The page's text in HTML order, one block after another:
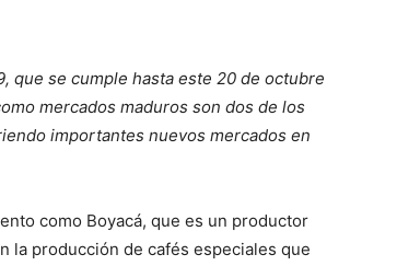
que se cumple hasta este 20 de octubre
mercados maduros son dos de los
importantes nuevos mercados en
como Boyacá, que es un productor
la producción de cafés especiales que